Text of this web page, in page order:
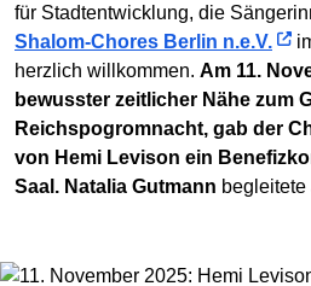
für Stadtentwicklung, die
Shalom-Chores Berlin n.e.V.
herzlich willkommen. Am 11.
bewusster zeitlicher Nähe zum
Reichspogromnacht, gab der
von Hemi Levison ein
Saal. Natalia Gutmann begleitete